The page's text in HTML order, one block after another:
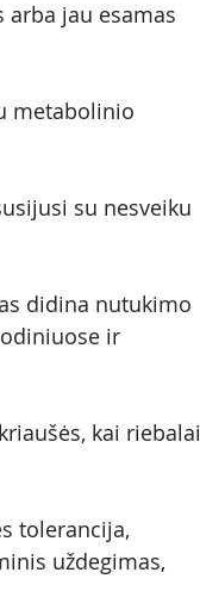
jau esamas
metabolinio
su nesveiku
didina nutukimo
ir
kai riebalai
tolerancija,
uždegimas,